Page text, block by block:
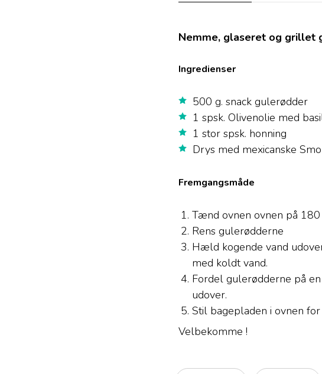
Nemme, glaseret og grillet
Ingredienser
500 g. snack gulerødder
1 spsk. Olivenolie med
1 stor spsk. honning
Drys med mexicanske
Fremgangsmåde
Tænd ovnen ovnen på
Rens gulerødderne
Hæld kogende vand
med koldt vand.
Fordel gulerødderne på
udover.
Stil bagepladen i ovnen
Velbekomme !